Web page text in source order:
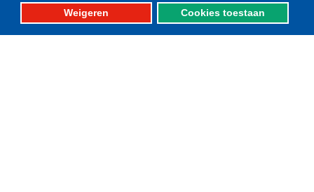
Weigeren Cookies toestaan